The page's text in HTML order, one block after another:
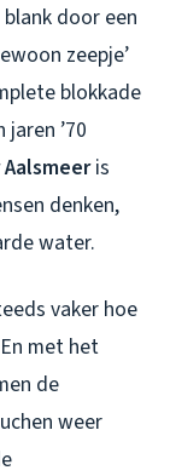
door een
zeepje’
blokkade
’70
is
denken,
water.
vaker hoe
met het
de
weer